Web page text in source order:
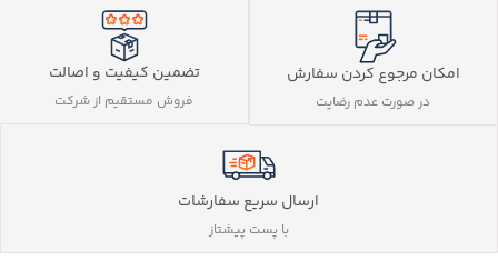
امکان مرجوع کردن سفارش
در صورت عدم رضایت
تضمین کیفیت و اصالت
فروش مستقیم از شرکت
ارسال سریع سفارشات
با پست پیشتاز